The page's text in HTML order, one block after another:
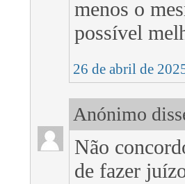
menos o
possível
26 de abril de
Anónimo
Não
de fazer